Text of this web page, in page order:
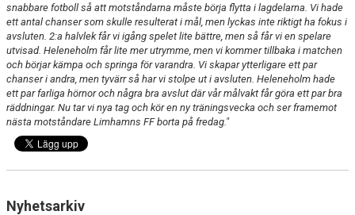
snabbare fotboll så att motståndarna måste börja flytta i lagdelarna. Vi hade
ett antal chanser som skulle resulterat i mål, men lyckas inte riktigt ha fokus i
avsluten. 2:a halvlek får vi igång spelet lite bättre, men så får vi en spelare
utvisad. Heleneholm får lite mer utrymme, men vi kommer tillbaka i matchen
och börjar kämpa och springa för varandra. Vi skapar ytterligare ett par
chanser i andra, men tyvärr så har vi stolpe ut i avsluten. Heleneholm hade
ett par farliga hörnor och några bra avslut där vår målvakt får göra ett par bra
räddningar. Nu tar vi nya tag och kör en ny träningsvecka och ser framemot
nästa motståndare Limhamns FF borta på fredag."
Nyhetsarkiv